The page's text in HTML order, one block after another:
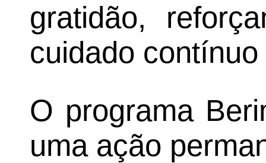
gratidão,
cuidado
O programa
uma ação